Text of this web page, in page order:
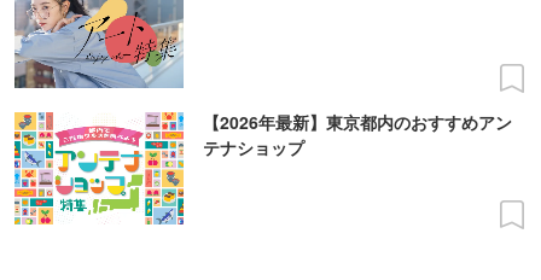
【2026年最新】東京都内のおすすめアン
テナショップ